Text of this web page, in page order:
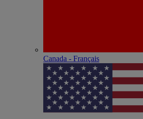
Canada - Français